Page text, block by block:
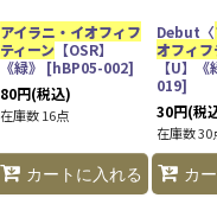
アイラニ・イオフィフ
ティーン【OSR】
《緑》 [hBP05-002]
80円(税込)
在庫数 16点
カートに入れる
Debut〈
オフィフ
【U】《
019]
30円(税
在庫数 30
カ